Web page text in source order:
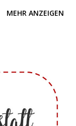
Vorfreude... "bis
MEHR ANZEIGEN